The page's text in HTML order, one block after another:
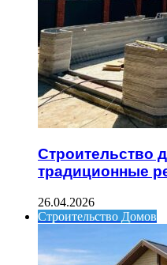
Строительство
традиционные
26.04.2026
Строительство Домов